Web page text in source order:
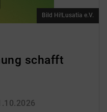
schafft
Bild Hi!Lusatia e.V.